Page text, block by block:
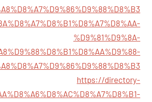
%D9%81%D9%8A-
https://directory-